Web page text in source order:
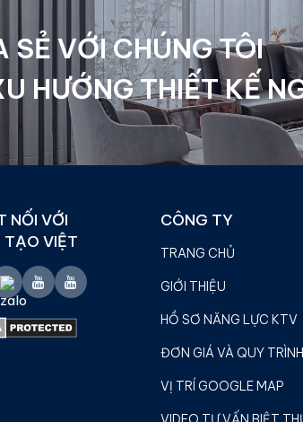
SẺ VỚI CHÚNG TÔI
HƯỚNG THIẾT KẾ
NỐI VỚI
TẠO VIỆT
CÔNG TY
TRANG CHỦ
GIỚI THIỆU
HỒ SƠ NĂNG LỰC KTV
ĐƠN GIÁ VÀ QUY TRÌNH
VỊ TRÍ GOOGLE MAP